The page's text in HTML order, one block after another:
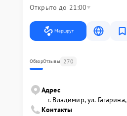
Открыто до 21:00
Маршрут
ОбзорОтзывы 270
Адрес
г. Владимир, ул.
Контакты